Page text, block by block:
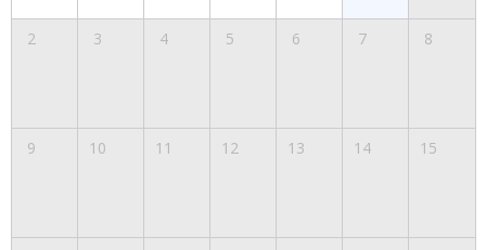
2 3 4 5 6 7 8
9 10 11 12 13 14 15